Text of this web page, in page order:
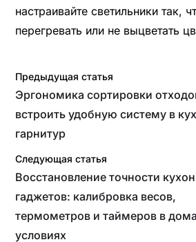
настраивайте светильники так,
перегревать или не выцветать
Предыдущая статья
Эргономика сортировки
встроить удобную систему в
гарнитур
Следующая статья
Восстановление точности
гаджетов: калибровка весов,
термометров и таймеров в
условиях